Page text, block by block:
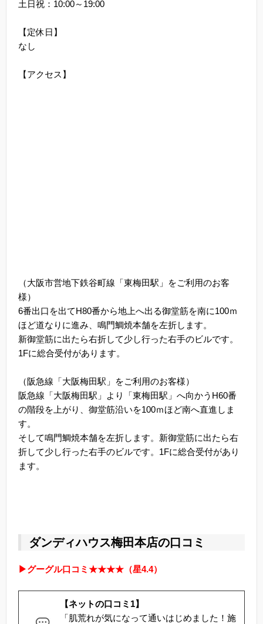
土日祝：10:00～19:00
【定休日】
なし
【アクセス】
（大阪市営地下鉄谷町線「東梅田駅」をご利用のお客
様）
6番出口を出てH80番から地上へ出る御堂筋を南に100ｍ
ほど道なりに進み、鳴門鯛焼本舗を左折します。
新御堂筋に出たら右折して少し行った右手のビルです。
1Fに総合受付があります。
（阪急線「大阪梅田駅」をご利用のお客様）
阪急線「大阪梅田駅」より「東梅田駅」へ向かうH60番
の階段を上がり、御堂筋沿いを100ｍほど南へ直進しま
す。
そして鳴門鯛焼本舗を左折します。新御堂筋に出たら右
折して少し行った右手のビルです。1Fに総合受付があり
ます。
ダンディハウス梅田本店の口コミ
▶グーグル口コミ★★★★（星4.4）
【ネットの口コミ1】
「肌荒れが気になって通いはじめました！施